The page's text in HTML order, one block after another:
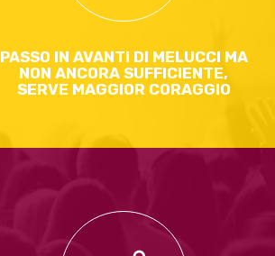
PASSO IN AVANTI DI MELUCCI MA
NON ANCORA SUFFICIENTE,
SERVE MAGGIOR CORAGGIO
Una delle diverse criticità del PiTESAI di